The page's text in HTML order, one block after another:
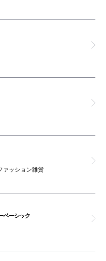
ァッション雑貨
ベーシック